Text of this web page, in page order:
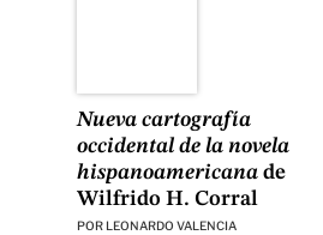
Nueva cartografía
occidental de la novela
hispanoamericanade
Wilfrido H. Corral
POR LEONARDO VALENCIA